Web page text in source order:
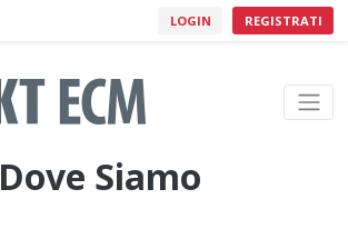
LOGIN REGISTRATI
Dove Siamo